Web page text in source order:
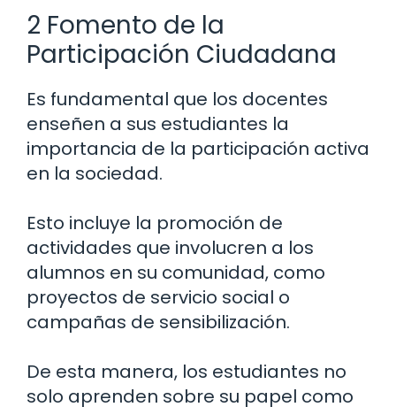
2 Fomento de la
Participación Ciudadana
Es fundamental que los docentes
enseñen a sus estudiantes la
importancia de la participación activa
en la sociedad.
Esto incluye la promoción de
actividades que involucren a los
alumnos en su comunidad, como
proyectos de servicio social o
campañas de sensibilización.
De esta manera, los estudiantes no
solo aprenden sobre su papel como